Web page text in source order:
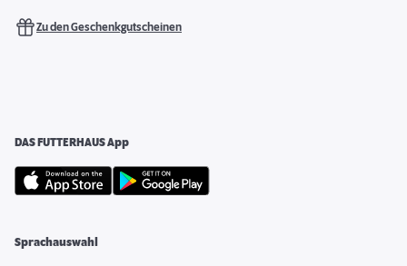
Zu den Geschenkgutscheinen
DAS FUTTERHAUS App
Sprachauswahl